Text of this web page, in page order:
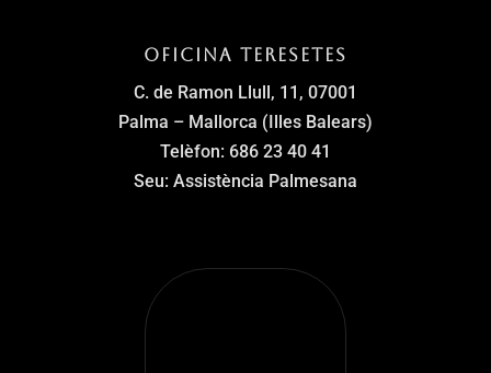
Oficina Teresetes
C. de Ramon Llull, 11, 07001
Palma – Mallorca (Illes Balears)
Telèfon: 686 23 40 41
Seu: Assistència Palmesana